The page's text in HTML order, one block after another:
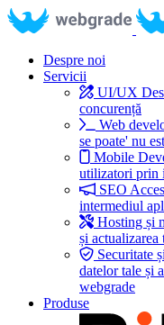
Despre noi
Servicii
UI/UX
concurență
Web
se poate' nu
Mobile
utilizatori prin
SEO
intermediul
Hosting și
și
Securitate
datelor tale și
webgrade
Produse